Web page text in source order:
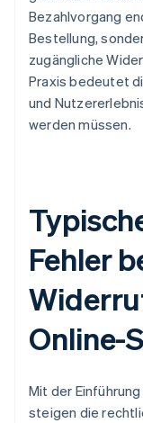
Bezahlvorgang
Bestellung,
zugängliche
Praxis bedeutet
und
werden müssen.
Fehler
Online-
Mit der
steigen die